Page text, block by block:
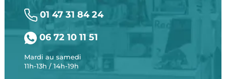
01 47 31 84 24
06 72 10 11 51
Mardi au samedi
11h-13h / 14h-19h